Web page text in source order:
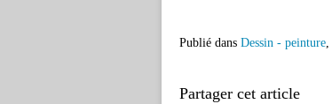
Publié dans Dessin - peinture,
Partager cet article